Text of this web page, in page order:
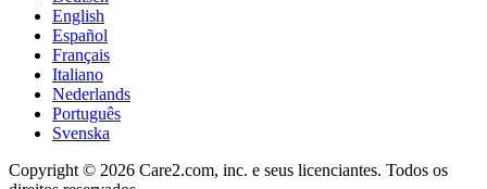
English
Español
Français
Italiano
Nederlands
Português
Svenska
Copyright © 2026 Care2.com, inc. e seus licenciantes. Todos os